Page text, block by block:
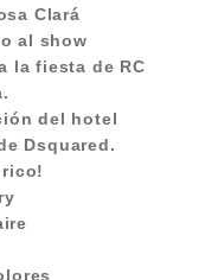
Clará
al show
la fiesta de RC
del hotel
Dsquared.
rico!